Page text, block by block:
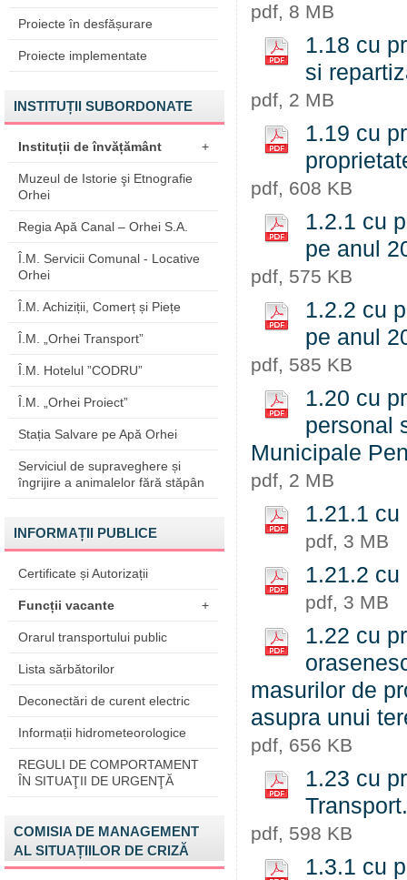
Proiecte în desfășurare
Proiecte implementate
INSTITUȚII SUBORDONATE
Instituții de învățământ +
Muzeul de Istorie şi Etnografie
Orhei
Regia Apă Canal – Orhei S.A.
Î.M. Servicii Comunal - Locative
Orhei
Î.M. Achiziții, Comerț și Piețe
Î.M. „Orhei Transport”
Î.M. Hotelul ”CODRU”
Î.M. „Orhei Proiect”
Stația Salvare pe Apă Orhei
Serviciul de supraveghere și
îngrijire a animalelor fără stăpân
INFORMAȚII PUBLICE
Certificate și Autorizații
Funcții vacante +
Orarul transportului public
Lista sărbătorilor
Deconectări de curent electric
Informații hidrometeorologice
REGULI DE COMPORTAMENT
ÎN SITUAŢII DE URGENŢĂ
COMISIA DE MANAGEMENT
AL SITUAȚIILOR DE CRIZĂ
pdf, 8 MB
1.18 cu
si
pdf, 2 MB
1.19 cu
pdf, 608 KB
1.2.1 cu
pe anul
pdf, 575 KB
1.2.2 cu
pe anul
pdf, 585 KB
1.20 cu
personal
Municipale
pdf, 2 MB
1.21.1
pdf, 3 MB
1.21.2
pdf, 3 MB
1.22 cu
masurilor de
asupra unui
pdf, 656 KB
1.23 cu
pdf, 598 KB
1.3.1 cu